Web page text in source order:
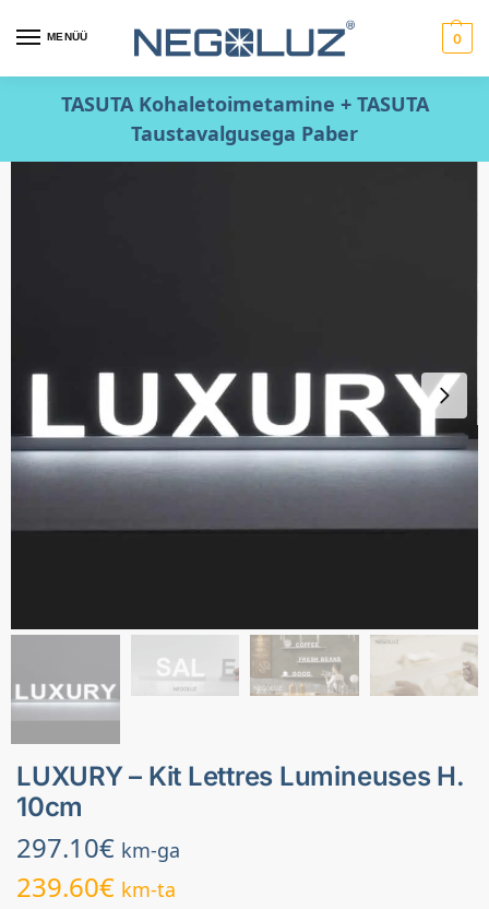
MENÜÜ 0
TASUTA Kohaletoimetamine + TASUTA
Taustavalgusega Paber
LUXURY – Kit Lettres Lumineuses H.
10cm
297.10€ km-ga
239.60€ km-ta